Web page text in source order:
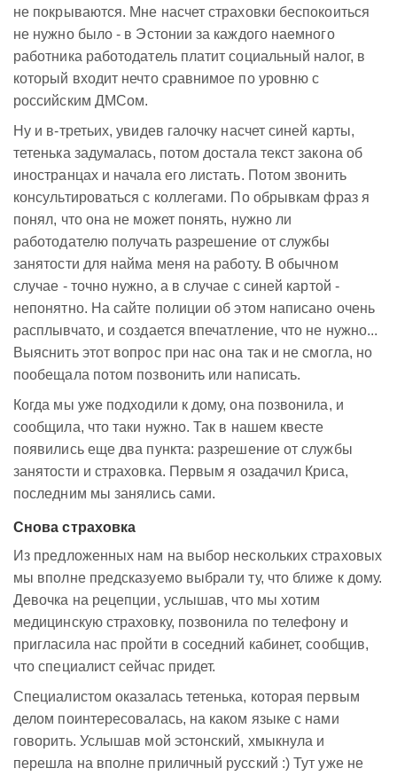
не покрываются. Мне насчет страховки беспокоиться
не нужно было - в Эстонии за каждого наемного
работника работодатель платит социальный налог, в
который входит нечто сравнимое по уровню с
российским ДМСом.
Ну и в-третьих, увидев галочку насчет синей карты,
тетенька задумалась, потом достала текст закона об
иностранцах и начала его листать. Потом звонить
консультироваться с коллегами. По обрывкам фраз я
понял, что она не может понять, нужно ли
работодателю получать разрешение от службы
занятости для найма меня на работу. В обычном
случае - точно нужно, а в случае с синей картой -
непонятно. На сайте полиции об этом написано очень
расплывчато, и создается впечатление, что не нужно...
Выяснить этот вопрос при нас она так и не смогла, но
пообещала потом позвонить или написать.
Когда мы уже подходили к дому, она позвонила, и
сообщила, что таки нужно. Так в нашем квесте
появились еще два пункта: разрешение от службы
занятости и страховка. Первым я озадачил Криса,
последним мы занялись сами.
Снова страховка
Из предложенных нам на выбор нескольких страховых
мы вполне предсказуемо выбрали ту, что ближе к дому.
Девочка на рецепции, услышав, что мы хотим
медицинскую страховку, позвонила по телефону и
пригласила нас пройти в соседний кабинет, сообщив,
что специалист сейчас придет.
Специалистом оказалась тетенька, которая первым
делом поинтересовалась, на каком языке с нами
говорить. Услышав мой эстонский, хмыкнула и
перешла на вполне приличный русский :) Тут уже не